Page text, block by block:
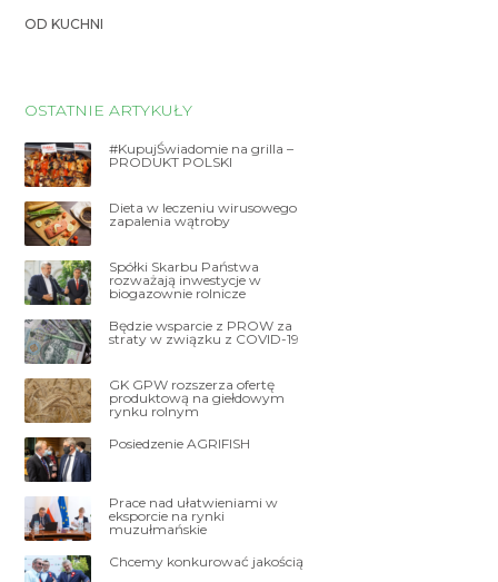
OD KUCHNI
OSTATNIE ARTYKUŁY
#KupujŚwiadomie na grilla –
PRODUKT POLSKI
Dieta w leczeniu wirusowego
zapalenia wątroby
Spółki Skarbu Państwa
rozważają inwestycje w
biogazownie rolnicze
Będzie wsparcie z PROW za
straty w związku z COVID-19
GK GPW rozszerza ofertę
produktową na giełdowym
rynku rolnym
Posiedzenie AGRIFISH
Prace nad ułatwieniami w
eksporcie na rynki
muzułmańskie
Chcemy konkurować jakością